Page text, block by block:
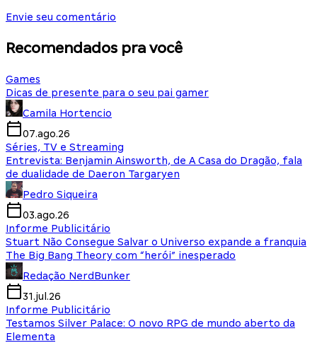
Envie seu comentário
Recomendados pra você
Games
Dicas de presente para o seu pai gamer
Camila Hortencio
07.ago.26
Séries, TV e Streaming
Entrevista: Benjamin Ainsworth, de A Casa do Dragão, fala
de dualidade de Daeron Targaryen
Pedro Siqueira
03.ago.26
Informe Publicitário
Stuart Não Consegue Salvar o Universo expande a franquia
The Big Bang Theory com “herói” inesperado
Redação NerdBunker
31.jul.26
Informe Publicitário
Testamos Silver Palace: O novo RPG de mundo aberto da
Elementa